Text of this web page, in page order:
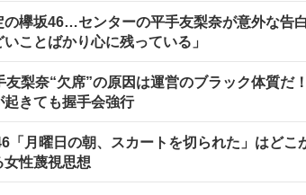
の欅坂46…センターの平手友梨奈が意外な告
ことばかり心に残っている」
友梨奈“欠席”の原因は運営のブラック体質だ
起きても握手会強行
「月曜日の朝、スカートを切られた」はど
性蔑視思想